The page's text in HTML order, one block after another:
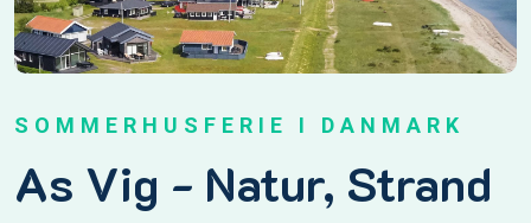
SOMMERHUSFERIE I DANMARK
As Vig - Natur, Strand